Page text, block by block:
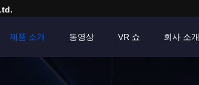
제품 소개 동영상 VR 쇼 회사 소개